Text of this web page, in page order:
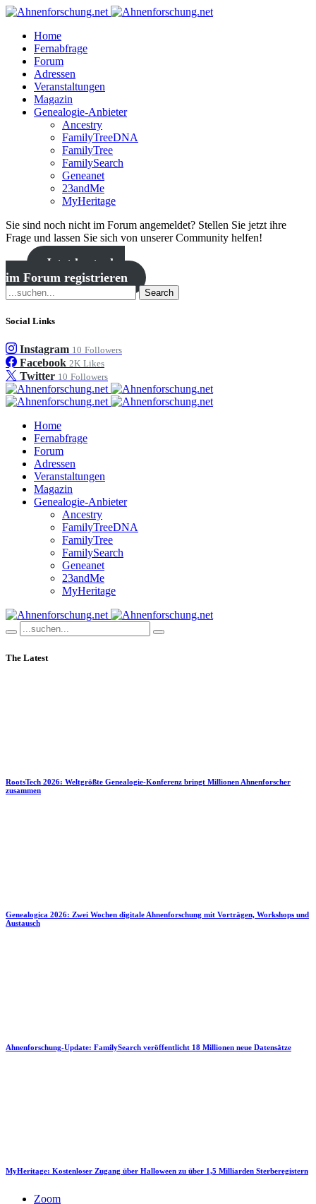
Home
Fernabfrage
Forum
Adressen
Veranstaltungen
Magazin
Genealogie-Anbieter
Ancestry
FamilyTreeDNA
FamilyTree
FamilySearch
Geneanet
23andMe
MyHeritage
Sie sind noch nicht im Forum angemeldet? Stellen Sie jetzt ihre
Frage und lassen Sie sich von unserer Community helfen!
Jetzt kostenlos
im Forum registrieren
Search
Social Links
Instagram 10 Followers
Facebook 2K Likes
Twitter 10 Followers
Home
Fernabfrage
Forum
Adressen
Veranstaltungen
Magazin
Genealogie-Anbieter
Ancestry
FamilyTreeDNA
FamilyTree
FamilySearch
Geneanet
23andMe
MyHeritage
The Latest
RootsTech 2026: Weltgrößte Genealogie-Konferenz bringt Millionen Ahnenforscher
zusammen
Genealogica 2026: Zwei Wochen digitale Ahnenforschung mit Vorträgen, Workshops und
Austausch
Ahnenforschung-Update: FamilySearch veröffentlicht 18 Millionen neue Datensätze
MyHeritage: Kostenloser Zugang über Halloween zu über 1,5 Milliarden Sterberegistern
Zoom